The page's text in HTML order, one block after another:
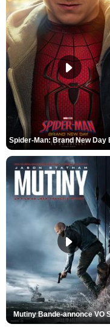
Mutiny Bande-annonce VO